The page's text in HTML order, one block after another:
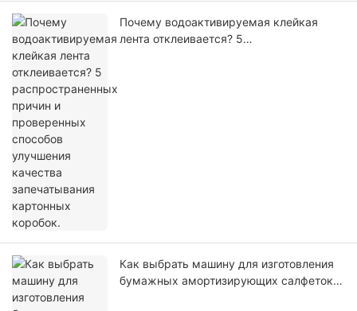
Почему водоактивируемая клейкая
лента отклеивается? 5
Как выбрать машину для изготовления
бумажных амортизирующих салфеток в